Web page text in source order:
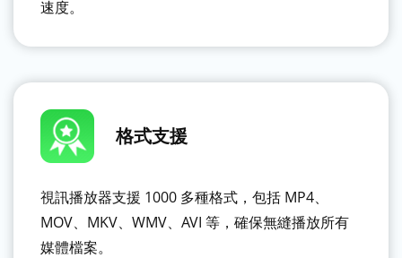
速度。
格式支援
視訊播放器支援 1000 多種格式，包括 MP4、
MOV、MKV、WMV、AVI 等，確保無縫播放所有
媒體檔案。